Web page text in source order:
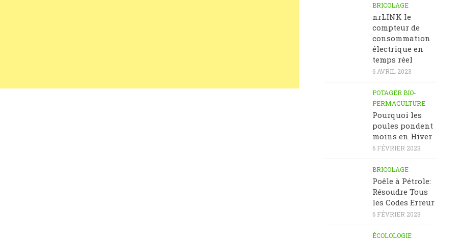
BRICOLAGE
nrLINK le
compteur de
consommation
électrique en
temps réel
6 AVRIL 2023
POTAGER BIO-
PERMACULTURE
Pourquoi les
poules pondent
moins en Hiver
6 FÉVRIER 2023
BRICOLAGE
Poêle à Pétrole:
Résoudre Tous
les Codes Erreur
6 FÉVRIER 2023
ÉCOLOLOGIE